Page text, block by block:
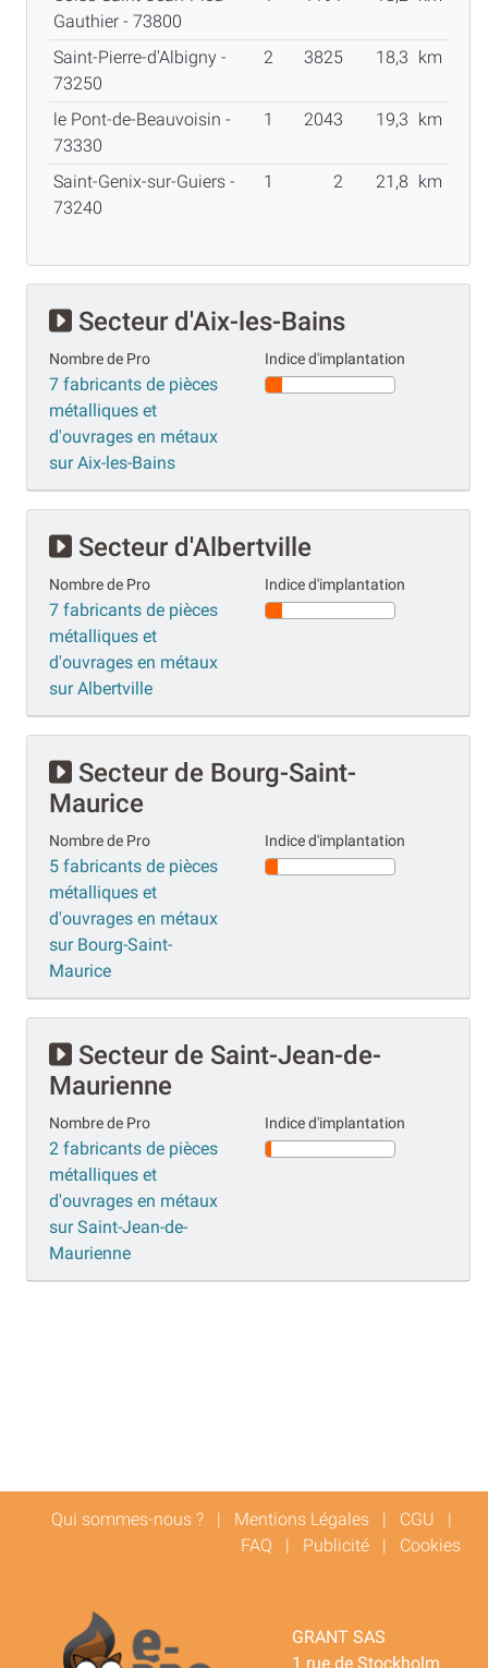
Gauthier - 73800
Saint-Pierre-d'Albigny -
73250
2 3825 18,3 km
le Pont-de-Beauvoisin -
73330
1 2043 19,3 km
Saint-Genix-sur-Guiers -
73240
1 2 21,8 km
Secteur d'Aix-les-Bains
Nombre de Pro
7 fabricants de pièces
métalliques et
d'ouvrages en métaux
sur Aix-les-Bains
Indice d'implantation
Secteur d'Albertville
Nombre de Pro
7 fabricants de pièces
métalliques et
d'ouvrages en métaux
sur Albertville
Indice d'implantation
Secteur de Bourg-Saint-
Maurice
Nombre de Pro
5 fabricants de pièces
métalliques et
d'ouvrages en métaux
sur Bourg-Saint-
Maurice
Indice d'implantation
Secteur de Saint-Jean-de-
Maurienne
Nombre de Pro
2 fabricants de pièces
métalliques et
d'ouvrages en métaux
sur Saint-Jean-de-
Maurienne
Indice d'implantation
Qui sommes-nous ? | Mentions Légales | CGU |
FAQ | Publicité | Cookies
GRANT SAS
1 rue de Stockholm